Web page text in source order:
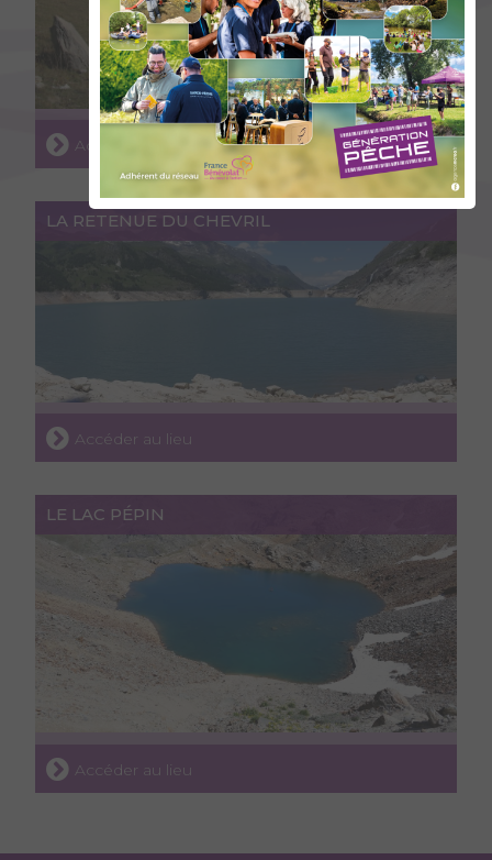
Accéder au lieu
LA RETENUE DU CHEVRIL
Accéder au lieu
LE LAC PÉPIN
Accéder au lieu